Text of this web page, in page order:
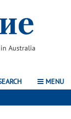
Australia
MENU